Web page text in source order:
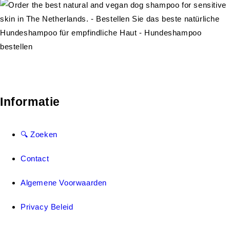
Informatie
🔍 Zoeken
Contact
Algemene Voorwaarden
Privacy Beleid